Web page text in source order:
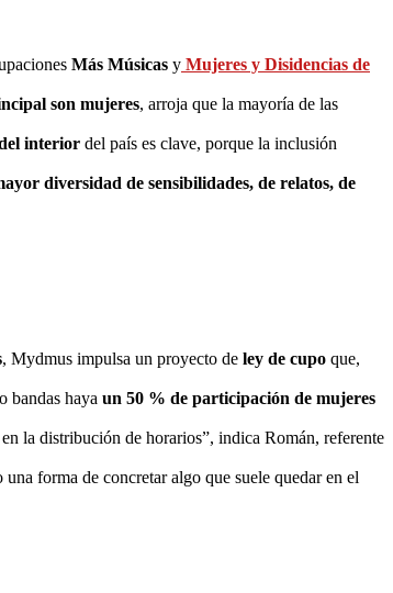
Más Músicas y Mujeres y Disidencias de
son mujeres, arroja que la mayoría de las
interior del país es clave, porque la inclusión
diversidad de sensibilidades, de relatos, de
, Mydmus impulsa un proyecto de ley de cupo que,
bandas haya un 50 % de participación de mujeres
la distribución de horarios”, indica Román, referente
forma de concretar algo que suele quedar en el